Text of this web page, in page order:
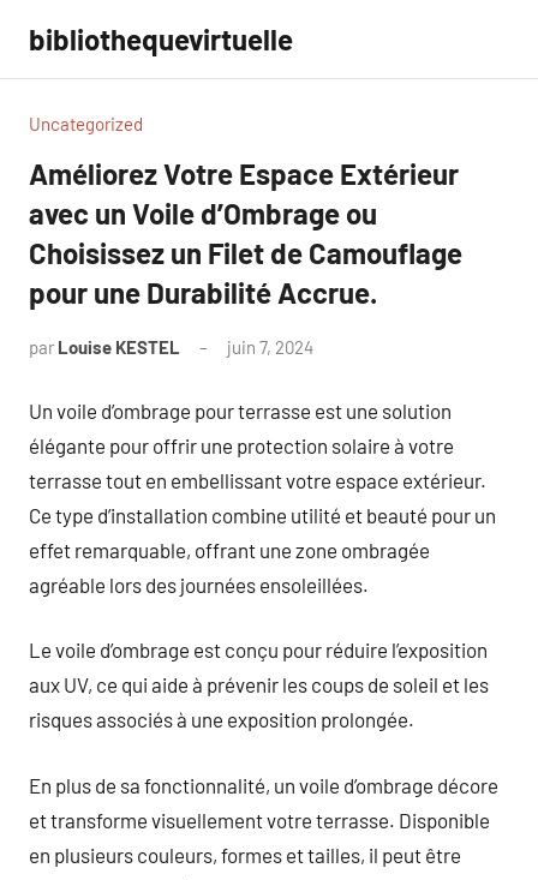
contenu
bibliothequevirtuelle
Uncategorized
Améliorez Votre Espace Extérieur
avec un Voile d’Ombrage ou
Choisissez un Filet de Camouflage
pour une Durabilité Accrue.
par Louise KESTEL juin 7, 2024
Un voile d’ombrage pour terrasse est une solution
élégante pour offrir une protection solaire à votre
terrasse tout en embellissant votre espace extérieur.
Ce type d’installation combine utilité et beauté pour un
effet remarquable, offrant une zone ombragée
agréable lors des journées ensoleillées.
Le voile d’ombrage est conçu pour réduire l’exposition
aux UV, ce qui aide à prévenir les coups de soleil et les
risques associés à une exposition prolongée.
En plus de sa fonctionnalité, un voile d’ombrage décore
et transforme visuellement votre terrasse. Disponible
en plusieurs couleurs, formes et tailles, il peut être